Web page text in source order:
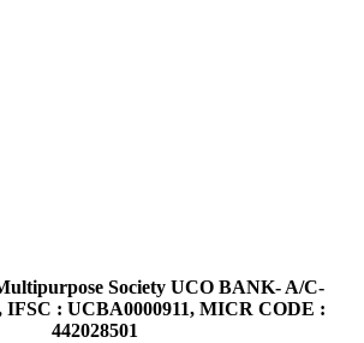
Society UCO BANK- A/C-
IFSC : UCBA0000911, MICR CODE :
442028501